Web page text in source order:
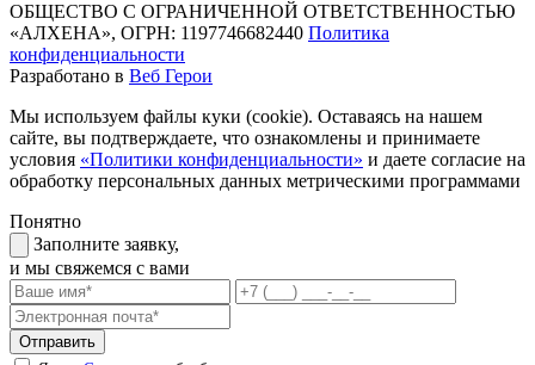
ОБЩЕСТВО С ОГРАНИЧЕННОЙ ОТВЕТСТВЕННОСТЬЮ
«АЛХЕНА», ОГРН: 1197746682440 Политика
конфиденциальности
Разработано в Веб Герои
Мы используем файлы куки (cookie). Оставаясь на нашем
сайте, вы подтверждаете, что ознакомлены и принимаете
условия «Политики конфиденциальности» и даете согласие на
обработку персональных данных метрическими программами
Понятно
Заполните заявку,
и мы свяжемся с вами
Отправить